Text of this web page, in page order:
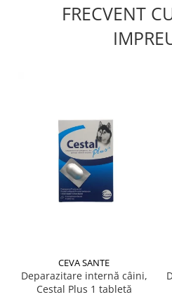
FRECVENT
CEVA SANTE
Deparazitare internă câini,
Cestal Plus 1 tabletă